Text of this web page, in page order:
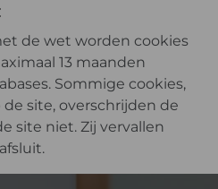
:
de wet worden cookies
13 maanden
Sommige cookies,
site, overschrijden de
site niet. Zij vervallen